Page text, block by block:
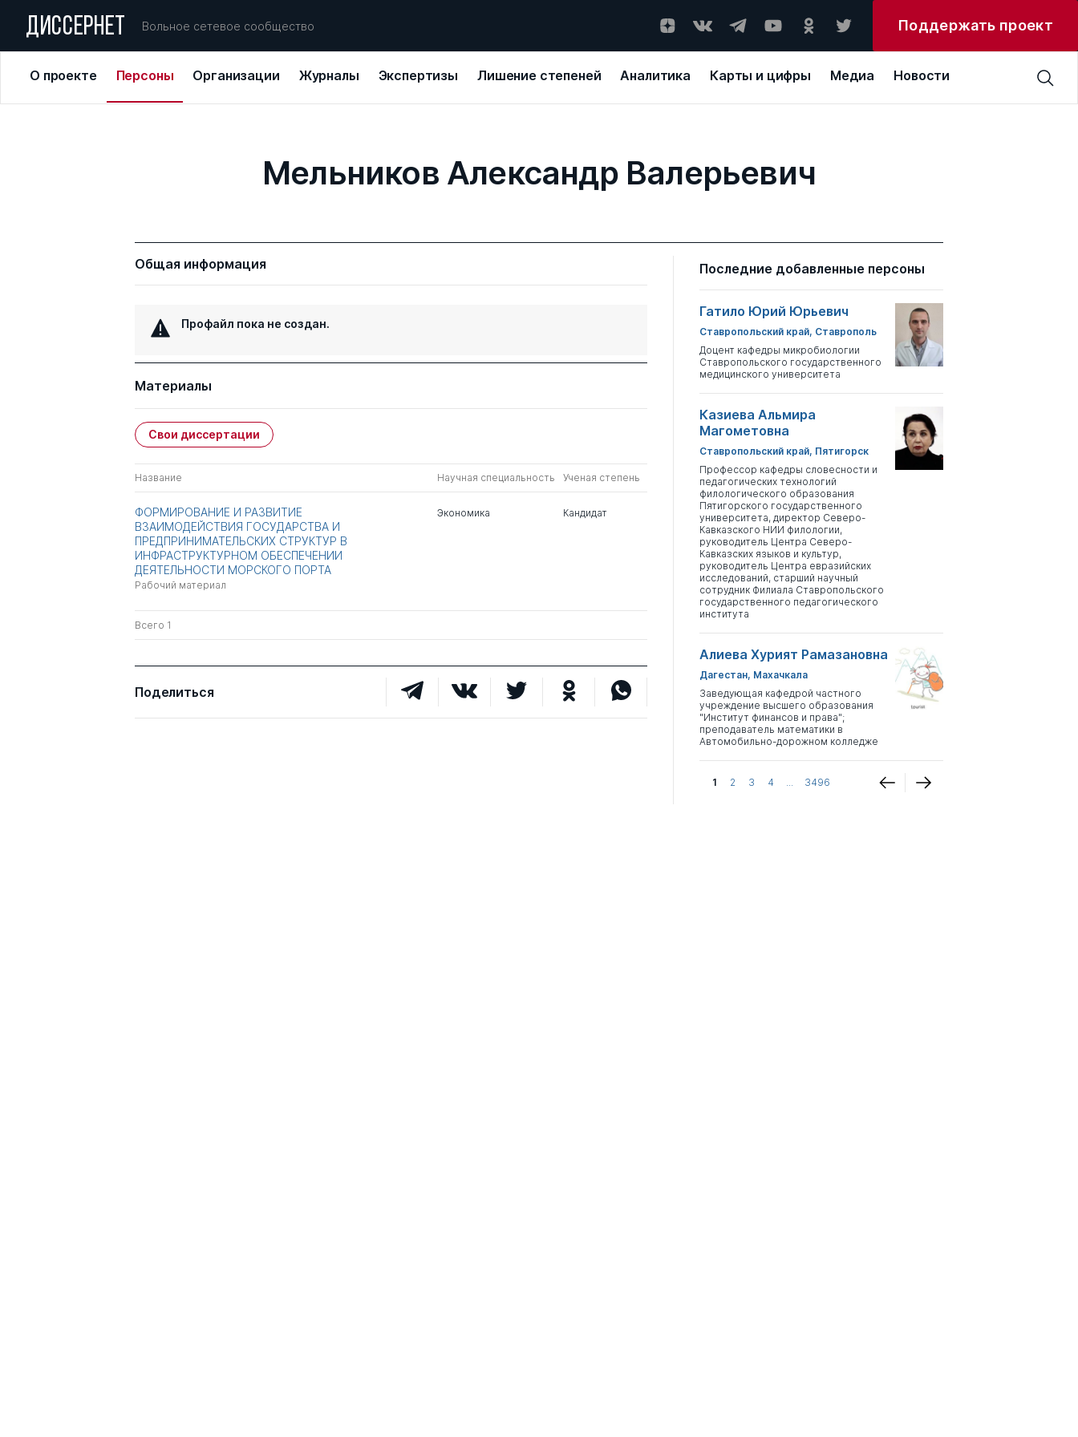
ДИССЕРНЕТ Вольное сетевое сообщество Поддержать проект
О проекте Персоны Организации Журналы Экспертизы Лишение степеней Аналитика Карты и цифры Медиа Новости
Мельников Александр Валерьевич
Общая информация
Профайл пока не создан.
Материалы
Свои диссертации
Название Научная специальность Ученая степень
ФОРМИРОВАНИЕ И РАЗВИТИЕ
ВЗАИМОДЕЙСТВИЯ ГОСУДАРСТВА И
ПРЕДПРИНИМАТЕЛЬСКИХ СТРУКТУР В
ИНФРАСТРУКТУРНОМ ОБЕСПЕЧЕНИИ
ДЕЯТЕЛЬНОСТИ МОРСКОГО ПОРТА
Рабочий материал
Экономика Кандидат
Всего 1
Поделиться
Последние добавленные персоны
Гатило Юрий Юрьевич
Ставропольский край, Ставрополь
Доцент кафедры микробиологии
Ставропольского государственного
медицинского университета
Казиева Альмира
Магометовна
Ставропольский край, Пятигорск
Профессор кафедры словесности и
педагогических технологий
филологического образования
Пятигорского государственного
университета, директор Северо-
Кавказского НИИ филологии,
руководитель Центра Северо-
Кавказских языков и культур,
руководитель Центра евразийских
исследований, старший научный
сотрудник Филиала Ставропольского
государственного педагогического
института
Алиева Хурият Рамазановна
Дагестан, Махачкала
Заведующая кафедрой частного
учреждение высшего образования
"Институт финансов и права";
преподаватель математики в
Автомобильно-дорожном колледже
1 2 3 4 ... 3496